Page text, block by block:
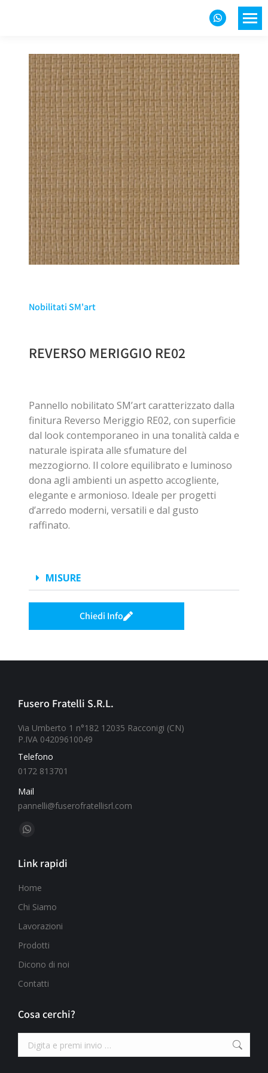
Nobilitati SM'art
REVERSO MERIGGIO RE02
Pannello nobilitato SM’art caratterizzato dalla
finitura Reverso Meriggio RE02, con superficie
dal look contemporaneo in una tonalità calda e
naturale ispirata alle sfumature del
mezzogiorno. Il colore equilibrato e luminoso
dona agli ambienti un aspetto accogliente,
elegante e armonioso. Ideale per progetti
d’arredo moderni, versatili e dal gusto
raffinato.
MISURE
Chiedi Info
Fusero Fratelli S.R.L.
Via Umberto 1 n°182 12035 Racconigi (CN)
P.IVA 04209610049
Telefono
0172 813701
Mail
pannelli@fuserofratellisrl.com
Ci puoi trovare su:
Link rapidi
Home
Chi Siamo
Lavorazioni
Prodotti
Dicono di noi
Contatti
Cosa cerchi?